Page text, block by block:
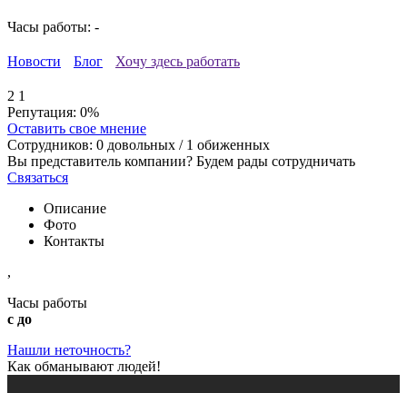
Часы работы: -
Новости Блог Хочу здесь работать
2 1
Репутация: 0%
Оставить свое мнение
Сотрудников: 0 довольных / 1 обиженных
Вы представитель компании? Будем рады сотрудничать
Связаться
Описание
Фото
Контакты
,
Часы работы
с до
Нашли неточность?
Как обманывают людей!